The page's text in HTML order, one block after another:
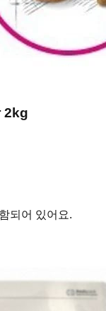
2kg
되어 있어요.